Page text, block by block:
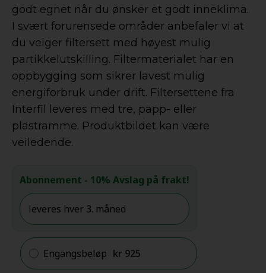
godt egnet når du ønsker et godt inneklima.
I svært forurensede områder anbefaler vi at
du velger filtersett med høyest mulig
partikkelutskilling. Filtermaterialet har en
oppbygging som sikrer lavest mulig
energiforbruk under drift. Filtersettene fra
Interfil leveres med tre, papp- eller
plastramme. Produktbildet kan være
veiledende.
Abonnement - 10% Avslag på frakt!
Engangsbeløp kr 925